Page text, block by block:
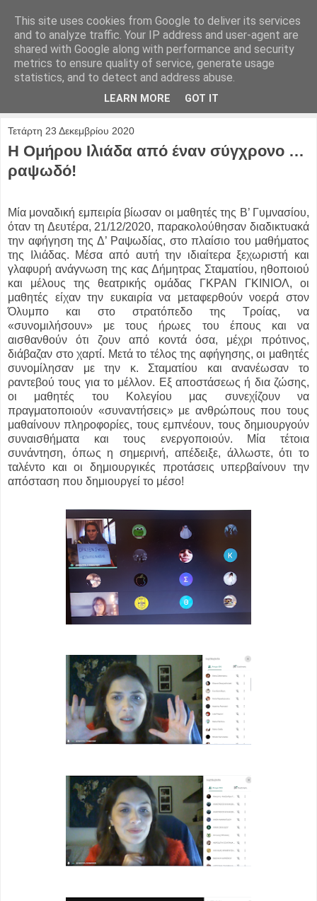
Τετάρτη 23 Δεκεμβρίου 2020
Η Ομήρου Ιλιάδα από έναν σύγχρονο …
ραψωδό!
Μία μοναδική εμπειρία βίωσαν οι μαθητές της Β’ Γυμνασίου,
όταν τη Δευτέρα, 21/12/2020, παρακολούθησαν διαδικτυακά
την αφήγηση της Δ’ Ραψωδίας, στο πλαίσιο του μαθήματος
της Ιλιάδας. Μέσα από αυτή την ιδιαίτερα ξεχωριστή και
γλαφυρή ανάγνωση της κας Δήμητρας Σταματίου, ηθοποιού
και μέλους της θεατρικής ομάδας ΓΚΡΑΝ ΓΚΙΝΙΟΛ, οι
μαθητές είχαν την ευκαιρία να μεταφερθούν νοερά στον
Όλυμπο και στο στρατόπεδο της Τροίας, να
«συνομιλήσουν» με τους ήρωες του έπους και να
αισθανθούν ότι ζουν από κοντά όσα, μέχρι πρότινος,
διάβαζαν στο χαρτί. Μετά το τέλος της αφήγησης, οι μαθητές
συνομίλησαν με την κ. Σταματίου και ανανέωσαν το
ραντεβού τους για το μέλλον. Εξ αποστάσεως ή δια ζώσης,
οι μαθητές του Κολεγίου μας συνεχίζουν να
πραγματοποιούν «συναντήσεις» με ανθρώπους που τους
μαθαίνουν πληροφορίες, τους εμπνέουν, τους δημιουργούν
συναισθήματα και τους ενεργοποιούν. Μία τέτοια
συνάντηση, όπως η σημερινή, απέδειξε, άλλωστε, ότι το
ταλέντο και οι δημιουργικές προτάσεις υπερβαίνουν την
απόσταση που δημιουργεί το μέσο!
This site uses cookies from Google to deliver its services
and to analyze traffic. Your IP address and user-agent are
shared with Google along with performance and security
metrics to ensure quality of service, generate usage
statistics, and to detect and address abuse.
LEARN MORE GOT IT